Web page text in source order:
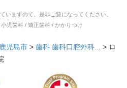
いますので、是非ご覧になってください。
児歯科 / 矯正歯科 / かかりつけ
鹿児島市 > 歯科 歯科口腔外科... > ロ